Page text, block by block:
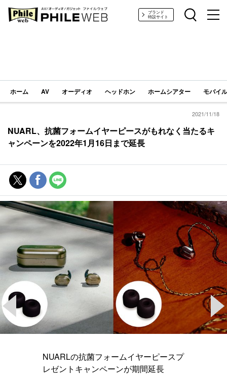
PHILE WEB｜AV/オーディオ/ガジェットブランド
特設サイト
ホーム AV オーディオ ヘッドホン ホームシアター モバイ
2021/11/18
NUARL、抗菌フォームイヤーピースがもれなく当たるキ
ャンペーンを2022年1月16日まで延長
NUARLの抗菌フォームイヤーピースプ
レゼントキャンペーンが期間延長